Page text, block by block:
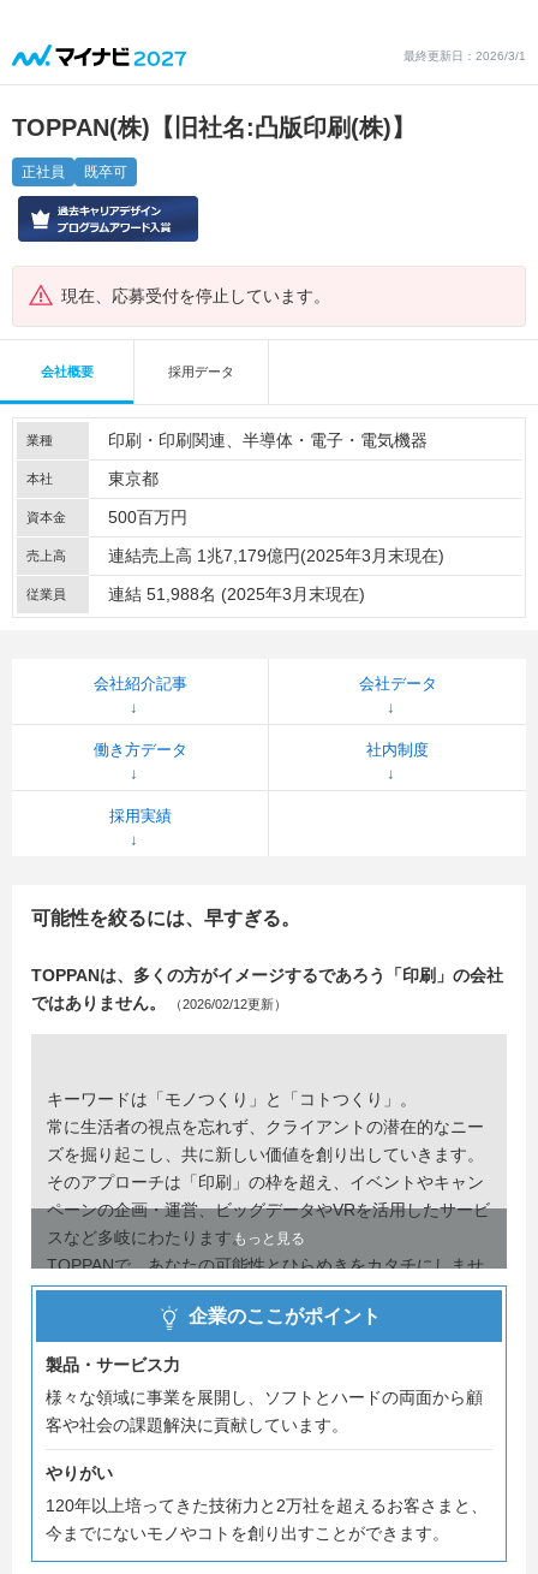
最終更新日：2026/3/1
TOPPAN(株)【旧社名:凸版印刷(株)】
正社員 既卒可
現在、応募受付を停止しています。
会社概要 採用データ
業種 印刷・印刷関連 半導体・電子・電気機器
本社 東京都
資本金 500百万円
売上高 連結売上高 1兆7,179億円(2025年3月末現在)
従業員 連結 51,988名 (2025年3月末現在)
会社紹介記事 会社データ
働き方データ 社内制度
採用実績
可能性を絞るには、早すぎる。
TOPPANは、多くの方がイメージするであろう「印刷」の会社
ではありません。
（2026/02/12更新）
キーワードは「モノつくり」と「コトつくり」。
常に生活者の視点を忘れず、クライアントの潜在的なニー
ズを掘り起こし、共に新しい価値を創り出していきます。
そのアプローチは「印刷」の枠を超え、イベントやキャン
ペーンの企画・運営、ビッグデータやVRを活用したサービ
スなど多岐にわたります。
TOPPANで、あなたの可能性とひらめきをカタチにしませ
んか？
TOPPANの新卒採用ホームページには、社員紹介やプロジ
ェクトストーリーなど、たくさんのコンテンツをそろえて
います。ぜひチェックしてください！
https://www.toppan.com/ja/recruit/shinsotsu/
もっと見る
企業のここがポイント
製品・サービス力
様々な領域に事業を展開し、ソフトとハードの両面から顧
客や社会の課題解決に貢献しています。
やりがい
120年以上培ってきた技術力と2万社を超えるお客さまと、
今までにないモノやコトを創り出すことができます。